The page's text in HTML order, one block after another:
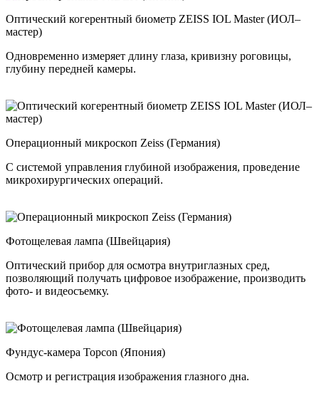
Оптический когерентный биометр ZEISS IOL Master (ИОЛ–
мастер)
Одновременно измеряет длину глаза, кривизну роговицы,
глубину передней камеры.
Операционный микроскоп Zeiss (Германия)
С системой управления глубиной изображения, проведение
микрохирургических операций.
Фотощелевая лампа (Швейцария)
Оптический прибор для осмотра внутриглазных сред,
позволяющий получать цифровое изображение, производить
фото- и видеосъемку.
Фундус-камера Topcon (Япония)
Осмотр и регистрация изображения глазного дна.